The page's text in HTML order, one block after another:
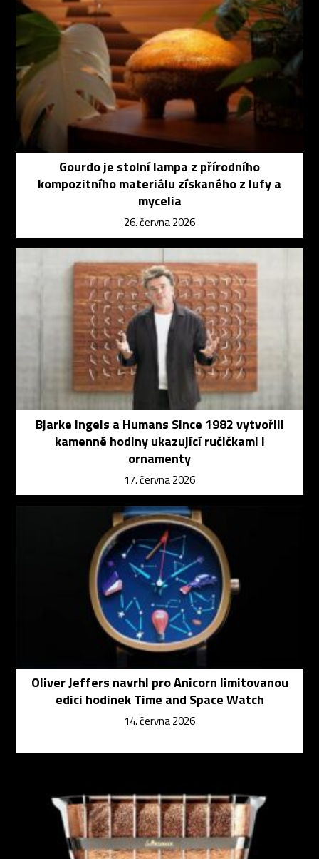
Gourdo je stolní lampa z přírodního
kompozitního materiálu získaného z lufy a
mycelia
26. června 2026
Bjarke Ingels a Humans Since 1982 vytvořili
kamenné hodiny ukazující ručičkami i
ornamenty
17. června 2026
Oliver Jeffers navrhl pro Anicorn limitovanou
edici hodinek Time and Space Watch
14. června 2026